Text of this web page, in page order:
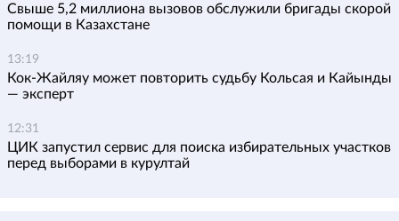
Свыше 5,2 миллиона вызовов обслужили бригады скорой
помощи в Казахстане
13:19
Кок-Жайляу может повторить судьбу Кольсая и Кайынды
— эксперт
12:31
ЦИК запустил сервис для поиска избирательных участков
перед выборами в курултай